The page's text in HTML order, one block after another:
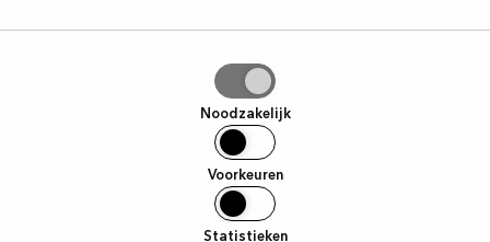
Noodzakelijk
Voorkeuren
Statistieken